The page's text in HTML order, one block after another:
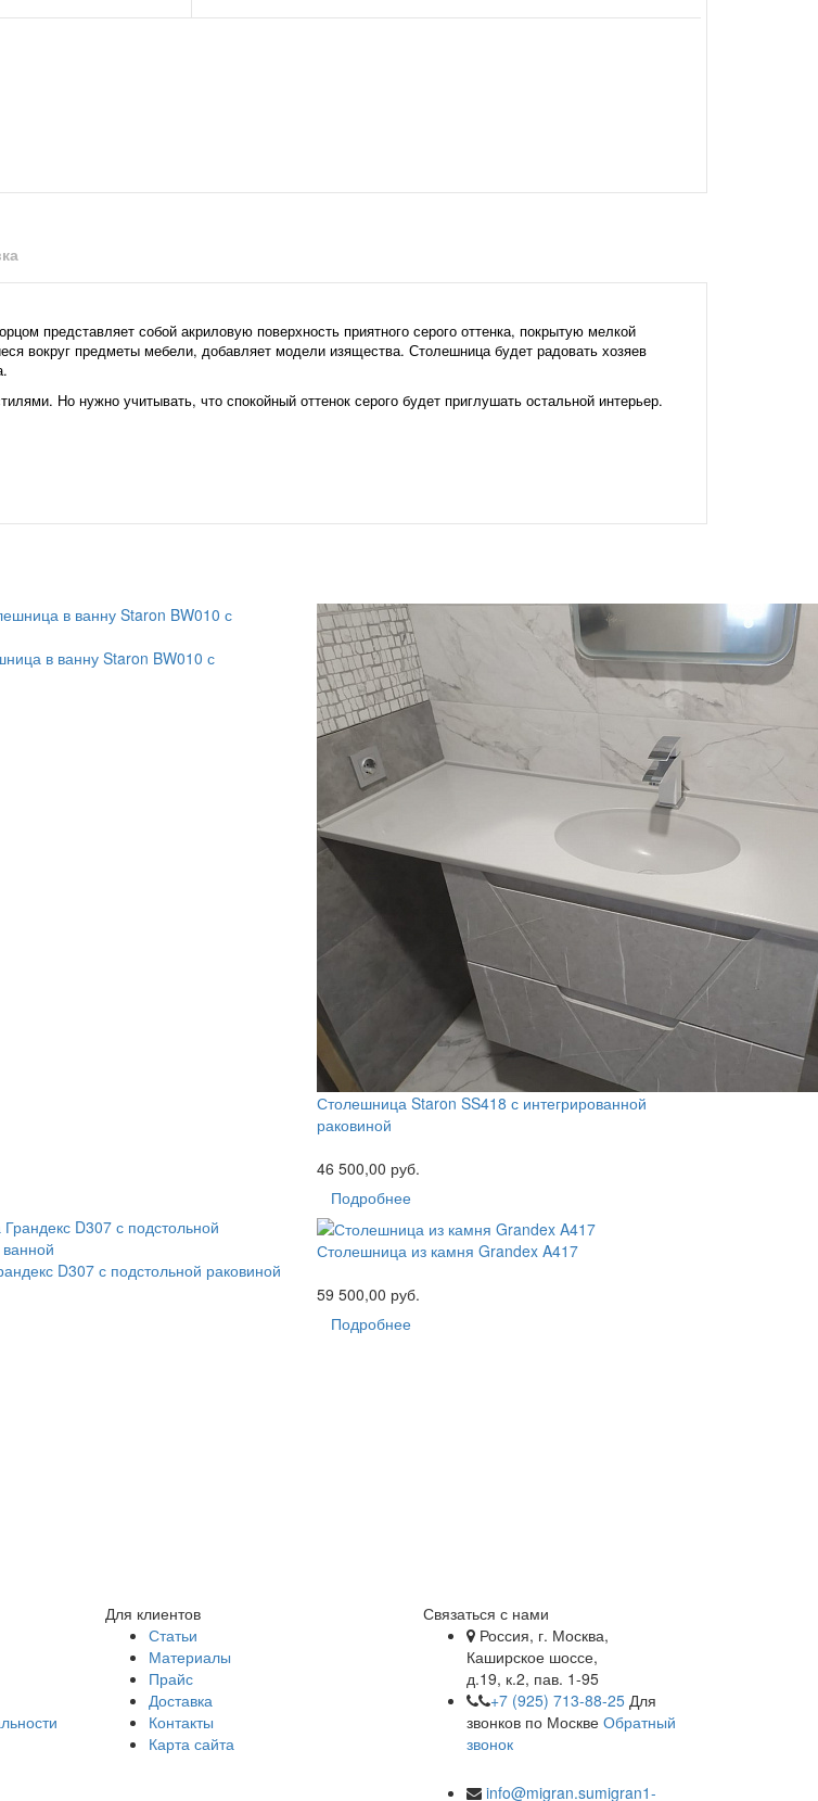
представляет собой акриловую поверхность приятного серого оттенка, покрытую мелкой
вокруг предметы мебели, добавляет модели изящества. Столешница будет радовать хозяев
Но нужно учитывать, что спокойный оттенок серого будет приглушать остальной интерьер.
в ванну Staron BW010 с
Столешница Staron SS418 с интегрированной
раковиной
46 500,00 руб.
Подробнее
D307 с подстольной раковиной
Столешница из камня Grandex A417
59 500,00 руб.
Подробнее
Для клиентов
Статьи
Материалы
Прайс
Доставка
Контакты
Карта сайта
Связаться с нами
Россия, г. Москва,
Каширское шоссе,
д.19, к.2, пав. 1-95
+7 (925) 713-88-25 Для
звонков по Москве Обратный
звонок
info@migran.sumigran1-